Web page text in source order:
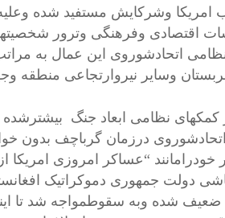
امریکا وشرکایش مستفید شده
اقتصادی وفرهنگی وترور
نظامی اتحادشوروی این عمال به
وسایر نیروارتجاعی منطقه
کمکهای نظامی ابعاد جنگ
درزمان گرباچف بدون
“عساکر امروزی امریکا
دولت جمهوری دموکراتیک
ضعیف شده وبه سقوطمواجه شد تا